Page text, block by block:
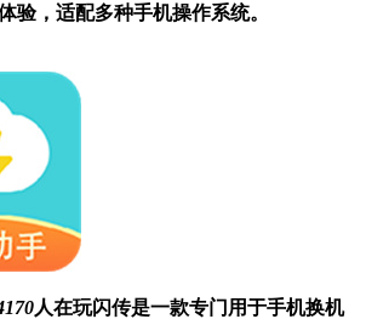
验，适配多种手机操作系统。
人在玩闪传是一款专门用于手机换机